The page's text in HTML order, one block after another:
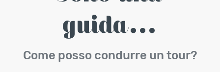
guida...
Come posso condurre un tour?